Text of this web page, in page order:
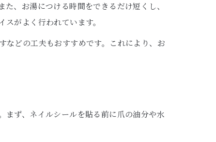
、お湯につける時間をできるだけ短くし、
がよく行われています。
などの工夫もおすすめです。これにより、お
まず、ネイルシールを貼る前に爪の油分や水